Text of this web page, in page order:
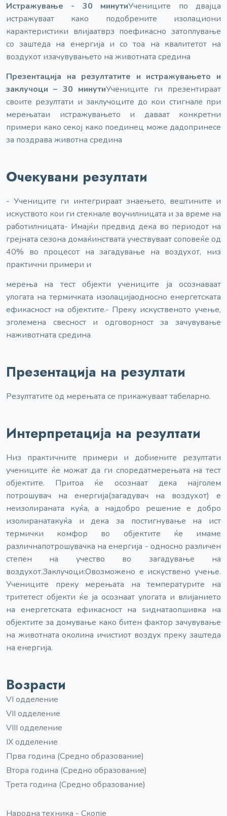
Истражување - 30 минутиУчениците по двајца
истражуваат како подобрените изолациони
карактеристики влијаатврз поефикасно затоплување
со заштеда на енергија и со тоа на квалитетот на
воздухот изачувувањето на животната средина
Презентација на резултатите и истражувањето и
заклучоци – 30 минутиУчениците ги презентираат
своите резултати и заклучоците до кои стигнале при
мерењатаи истражувањето и даваат конкретни
примери како секој како поединец може дадопринесе
за поздрава животна средина
Очекувани резултати
- Учениците ги интегрираат знаењето, вештините и
искуството кои ги стекнале воучилницата и за време на
работилницата- Имајќи предвид дека во периодот на
грејната сезона домаќинствата учествуваат соповеќе од
40% во процесот на загадување на воздухот, низ
практични примери и
мерења на тест објекти учениците ја осознаваат
улогата на термичката изолацијаодносно енергетската
ефикасност на објектите.- Преку искуственото учење,
зголемена свесност и одговорност за зачувување
наживотната средина
Презентација на резултати
Резултатите од мерењата се прикажуваат табеларно.
Интерпретација на резултати
Низ практичните примери и добиените резултати
учениците ќе можат да ги споредатмерењата на тест
објектите. Притоа ќе осознаат дека најголем
потрошувач на енергија(загадувач на воздухот) е
неизолираната куќа, а најдобро решение е добро
изолиранатакуќа и дека за постигнување на ист
термички комфор во објектите ќе имаме
различнапотрошувачка на енергија - односно различен
степен на учество во загадување на
воздухот.Заклучоци:Овозможено е искуствено учење.
Учениците преку мерењата на температурите на
тритетест објекти ќе ја осознаат улогата и влијанието
на енергетската ефикасност на ѕиднатаопшивка на
објектите за домување како битен фактор зачувување
на животната околина ичистиот воздух преку заштеда
на енергија.
Возрасти
VI одделение
VII одделение
VIII одделение
IX одделение
Прва година (Средно образование)
Втора година (Средно образование)
Трета година (Средно образование)
Народна техника - Скопје